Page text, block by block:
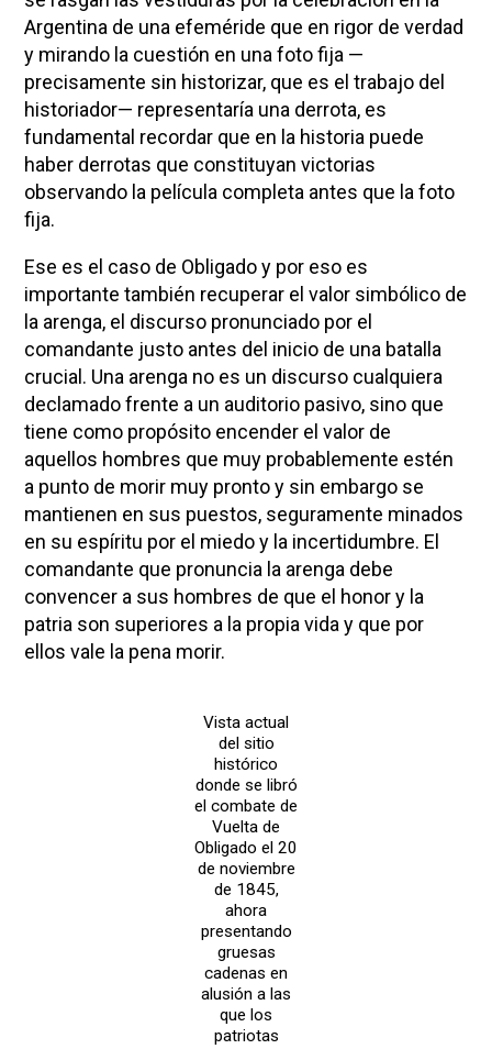
Argentina de una efeméride que en rigor de verdad
y mirando la cuestión en una foto fija —
precisamente sin historizar, que es el trabajo del
historiador— representaría una derrota, es
fundamental recordar que en la historia puede
haber derrotas que constituyan victorias
observando la película completa antes que la foto
fija.
Ese es el caso de Obligado y por eso es
importante también recuperar el valor simbólico de
la arenga, el discurso pronunciado por el
comandante justo antes del inicio de una batalla
crucial. Una arenga no es un discurso cualquiera
declamado frente a un auditorio pasivo, sino que
tiene como propósito encender el valor de
aquellos hombres que muy probablemente estén
a punto de morir muy pronto y sin embargo se
mantienen en sus puestos, seguramente minados
en su espíritu por el miedo y la incertidumbre. El
comandante que pronuncia la arenga debe
convencer a sus hombres de que el honor y la
patria son superiores a la propia vida y que por
ellos vale la pena morir.
Vista actual
del sitio
histórico
donde se libró
el combate de
Vuelta de
Obligado el 20
de noviembre
de 1845,
ahora
presentando
gruesas
cadenas en
alusión a las
que los
patriotas